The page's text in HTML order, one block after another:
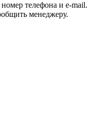
телефона и e-mail.
менеджеру.